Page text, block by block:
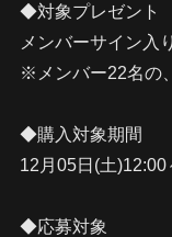
◆対象プレゼント
メンバーサイン入
※メンバー22名の
◆購入対象期間
12月05日(土
◆応募対象